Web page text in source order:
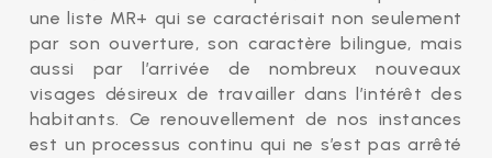
une liste MR+ qui se caractérisait non seulement
par son ouverture, son caractère bilingue, mais
aussi par l’arrivée de nombreux nouveaux
visages désireux de travailler dans l’intérêt des
habitants. Ce renouvellement de nos instances
est un processus continu qui ne s’est pas arrêté